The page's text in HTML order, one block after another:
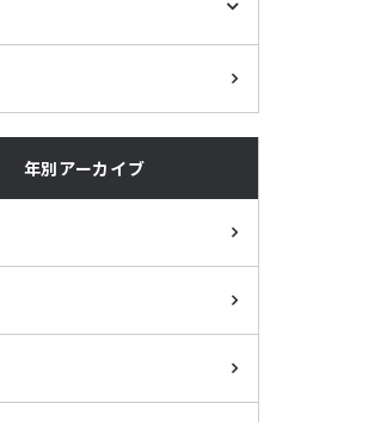
年別アーカイブ